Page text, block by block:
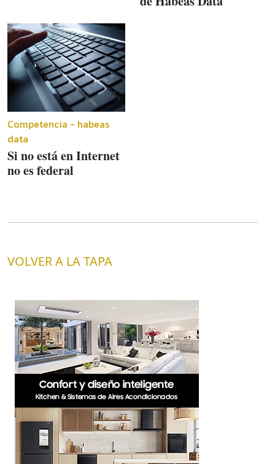
Competencia - habeas
data
Si no está en Internet
no es federal
VOLVER A LA TAPA